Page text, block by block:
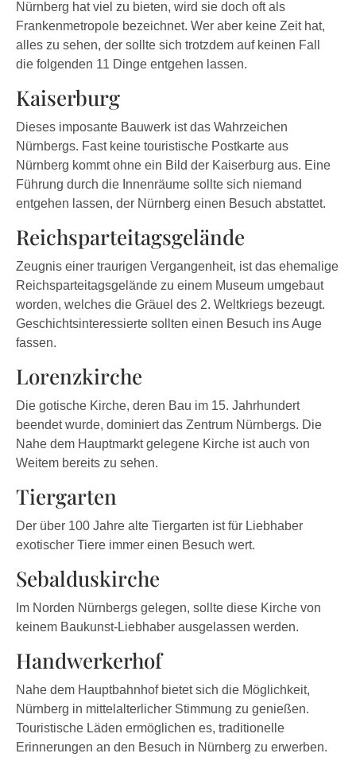
Nürnberg hat viel zu bieten, wird sie doch oft als
Frankenmetropole bezeichnet. Wer aber keine Zeit hat,
alles zu sehen, der sollte sich trotzdem auf keinen Fall
die folgenden 11 Dinge entgehen lassen.
Kaiserburg
Dieses imposante Bauwerk ist das Wahrzeichen
Nürnbergs. Fast keine touristische Postkarte aus
Nürnberg kommt ohne ein Bild der Kaiserburg aus. Eine
Führung durch die Innenräume sollte sich niemand
entgehen lassen, der Nürnberg einen Besuch abstattet.
Reichsparteitagsgelände
Zeugnis einer traurigen Vergangenheit, ist das ehemalige
Reichsparteitagsgelände zu einem Museum umgebaut
worden, welches die Gräuel des 2. Weltkriegs bezeugt.
Geschichtsinteressierte sollten einen Besuch ins Auge
fassen.
Lorenzkirche
Die gotische Kirche, deren Bau im 15. Jahrhundert
beendet wurde, dominiert das Zentrum Nürnbergs. Die
Nahe dem Hauptmarkt gelegene Kirche ist auch von
Weitem bereits zu sehen.
Tiergarten
Der über 100 Jahre alte Tiergarten ist für Liebhaber
exotischer Tiere immer einen Besuch wert.
Sebalduskirche
Im Norden Nürnbergs gelegen, sollte diese Kirche von
keinem Baukunst-Liebhaber ausgelassen werden.
Handwerkerhof
Nahe dem Hauptbahnhof bietet sich die Möglichkeit,
Nürnberg in mittelalterlicher Stimmung zu genießen.
Touristische Läden ermöglichen es, traditionelle
Erinnerungen an den Besuch in Nürnberg zu erwerben.